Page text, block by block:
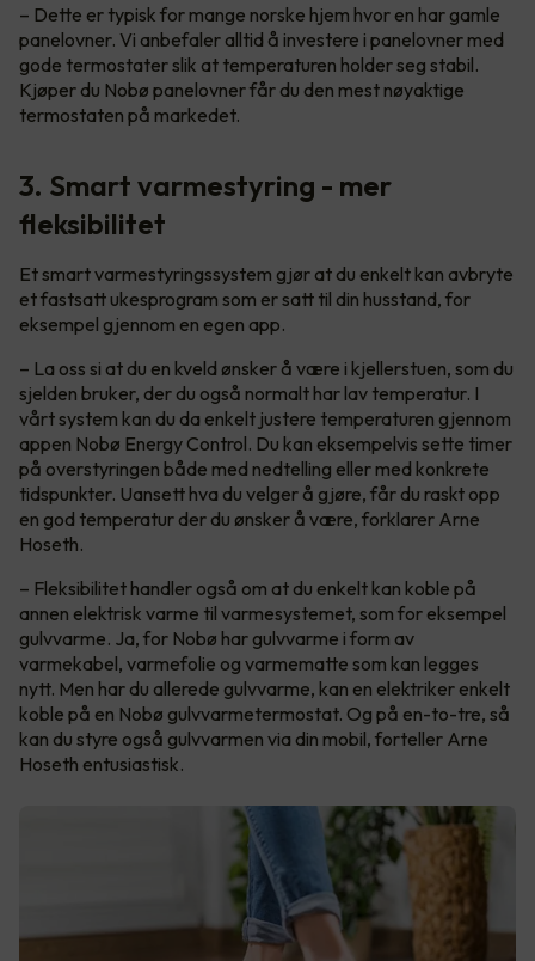
– Dette er typisk for mange norske hjem hvor en har gamle
panelovner. Vi anbefaler alltid å investere i panelovner med
gode termostater slik at temperaturen holder seg stabil.
Kjøper du Nobø panelovner får du den mest nøyaktige
termostaten på markedet.
3. Smart varmestyring - mer
fleksibilitet
Et smart varmestyringssystem gjør at du enkelt kan avbryte
et fastsatt ukesprogram som er satt til din husstand, for
eksempel gjennom en egen app.
– La oss si at du en kveld ønsker å være i kjellerstuen, som du
sjelden bruker, der du også normalt har lav temperatur. I
vårt system kan du da enkelt justere temperaturen gjennom
appen Nobø Energy Control. Du kan eksempelvis sette timer
på overstyringen både med nedtelling eller med konkrete
tidspunkter. Uansett hva du velger å gjøre, får du raskt opp
en god temperatur der du ønsker å være, forklarer Arne
Hoseth.
– Fleksibilitet handler også om at du enkelt kan koble på
annen elektrisk varme til varmesystemet, som for eksempel
gulvvarme. Ja, for Nobø har gulvvarme i form av
varmekabel, varmefolie og varmematte som kan legges
nytt. Men har du allerede gulvvarme, kan en elektriker enkelt
koble på en Nobø gulvvarmetermostat. Og på en-to-tre, så
kan du styre også gulvvarmen via din mobil, forteller Arne
Hoseth entusiastisk.